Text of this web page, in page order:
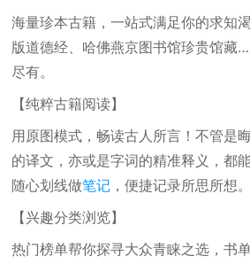
海量珍本古籍，一站式满足你的求知
版道德经、哈佛燕京图书馆珍贵馆藏
尽有。
【纯粹古籍阅读】
用原图模式，畅读古人所言！不管是
的译文，亦或是字词的精准释义，都
随心划线做笔记 ，便捷记录所思所想。
【兴趣分类浏览】
热门榜单帮你探寻大众青睐之选，书